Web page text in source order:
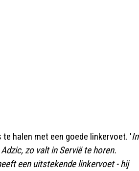
halen met een goede linkervoet. 'In
zo valt in Servië te horen.
een uitstekende linkervoet - hij